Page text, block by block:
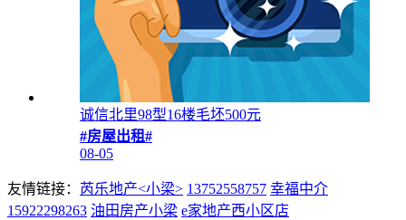
诚信北里98型16楼毛坯500元
#房屋出租#
08-05
友情链接： 芮乐地产<小梁> 13752558757 幸福中介
15922298263 油田房产小梁 e家地产西小区店